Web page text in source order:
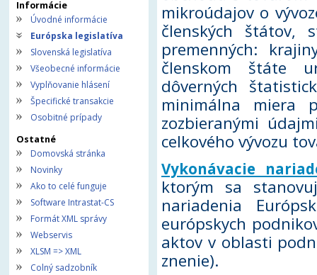
Informácie
Úvodné informácie
Európska legislatíva
Slovenská legislatíva
Všeobecné informácie
Vyplňovanie hlásení
Špecifické transakcie
Osobitné prípady
Ostatné
Domovská stránka
Novinky
Ako to celé funguje
Software Intrastat-CS
Formát XML správy
Webservis
XLSM => XML
Colný sadzobník
mikroúdajov o
členských štátov,
premenných:
členskom štáte
dôverných
minimálna miera
zozbieranými
celkového vývozu
Vykonávacie
ktorým sa
nariadenia
európskych
aktov v oblasti
znenie).